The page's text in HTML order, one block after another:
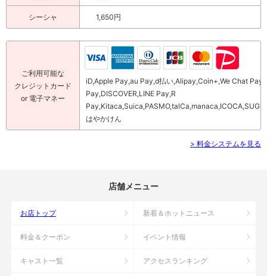
シーシャ 1,650円
ご利用可能な
クレジットカード
or 電子マネー
iD,Apple Pay,au Pay,d払い,Alipay,Coin+,We Chat
Pay,DISCOVER,LINE Pay,R
はやかけん
> 料金システムを見る
店舗メニュー
お店トップ 新着＆ホットニュース
料金＆クーポン イベント情報
キャスト一覧 アクセスランキング